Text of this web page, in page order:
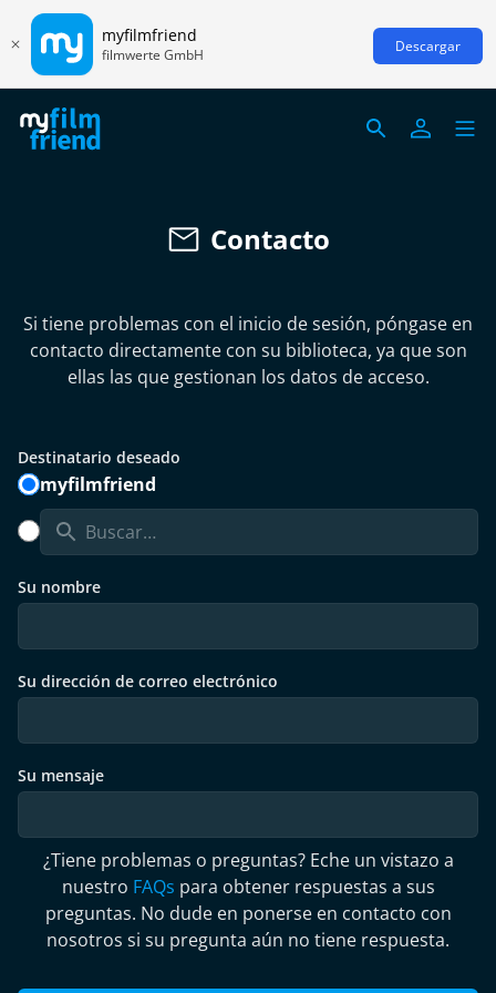
myfilmfriend
filmwerte GmbH Descargar
Contacto
Si tiene problemas con el inicio de sesión, póngase en
contacto directamente con su biblioteca, ya que son
ellas las que gestionan los datos de acceso.
Destinatario deseado
myfilmfriend
Su nombre
Su dirección de correo electrónico
Su mensaje
¿Tiene problemas o preguntas? Eche un vistazo a
nuestro FAQs para obtener respuestas a sus
preguntas. No dude en ponerse en contacto con
nosotros si su pregunta aún no tiene respuesta.